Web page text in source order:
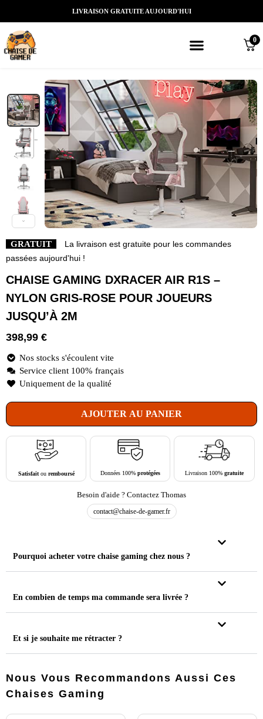
LIVRAISON GRATUITE AUJOURD'HUI
0
GRATUIT
La livraison est gratuite pour les commandes
passées aujourd'hui !
CHAISE GAMING DXRACER AIR R1S –
NYLON GRIS-ROSE POUR JOUEURS
JUSQU’À 2M
398,99 €
Nos stocks s'écoulent vite
Service client 100% français
Uniquement de la qualité
AJOUTER AU PANIER
Satisfaitou remboursé Données 100% protégées Livraison 100%gratuite
Besoin d'aide ? Contactez Thomas
contact@chaise-de-gamer.fr
Pourquoi acheter votre chaise gaming chez nous ?
En combien de temps ma commande sera livrée ?
Et si je souhaite me rétracter ?
Nous Vous Recommandons Aussi Ces
Chaises Gaming